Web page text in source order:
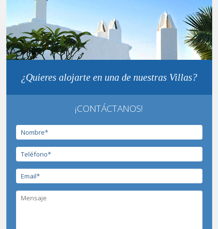
¿Quieres alojarte en una de nuestras Villas?
¡CONTÁCTANOS!